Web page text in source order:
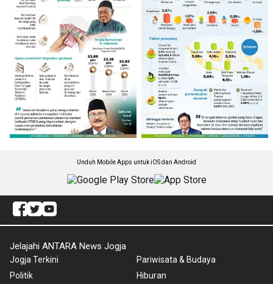
Unduh Mobile Apps untuk iOS dan Android
Jelajahi ANTARA News Jogja
Jogja Terkini
Politik
Pariwisata & Budaya
Hiburan